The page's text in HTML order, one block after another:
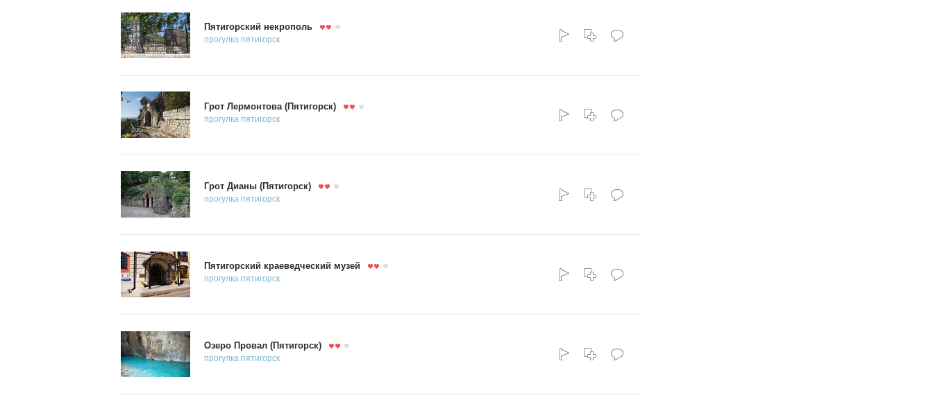
Пятигорский некрополь
прогулка пятигорск
Грот Лермонтова (Пятигорск)
прогулка пятигорск
Грот Дианы (Пятигорск)
прогулка пятигорск
Пятигорский краеведческий музей
прогулка пятигорск
Озеро Провал (Пятигорск)
прогулка пятигорск